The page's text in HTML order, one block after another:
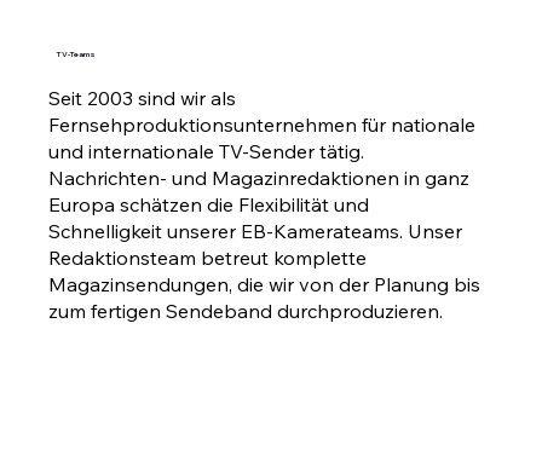
TV-Teams
Seit 2003 sind wir als
Fernsehproduktionsunternehmen für nationale
und internationale TV-Sender tätig.
Nachrichten- und Magazinredaktionen in ganz
Europa schätzen die Flexibilität und
Schnelligkeit unserer EB-Kamerateams. Unser
Redaktionsteam betreut komplette
Magazinsendungen, die wir von der Planung bis
zum fertigen Sendeband durchproduzieren.